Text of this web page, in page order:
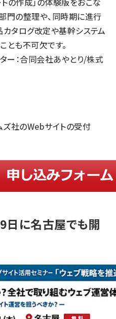
門の整理や、同時期に進行
カタログ改定や基幹システム
とも不可欠です。
ター：合同会社あやとり/株式
社のWebサイトの受付
日に名古屋でも開